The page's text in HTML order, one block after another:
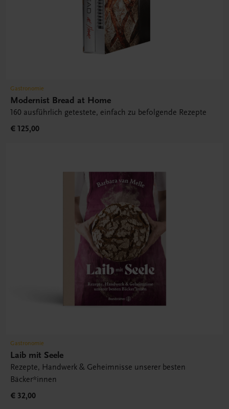
Gastronomie
Modernist Bread at Home
160 ausführlich getestete, einfach zu befolgende Rezepte
€ 125,00
Gastronomie
Laib mit Seele
Rezepte, Handwerk & Geheimnisse unserer besten
Bäcker*innen
€ 32,00